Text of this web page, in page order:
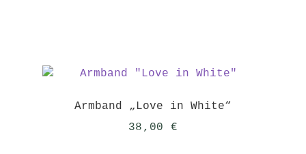
Armband „Love in White“
38,00 €